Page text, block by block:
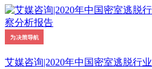
艾媒咨询|2020年中国密室逃脱行